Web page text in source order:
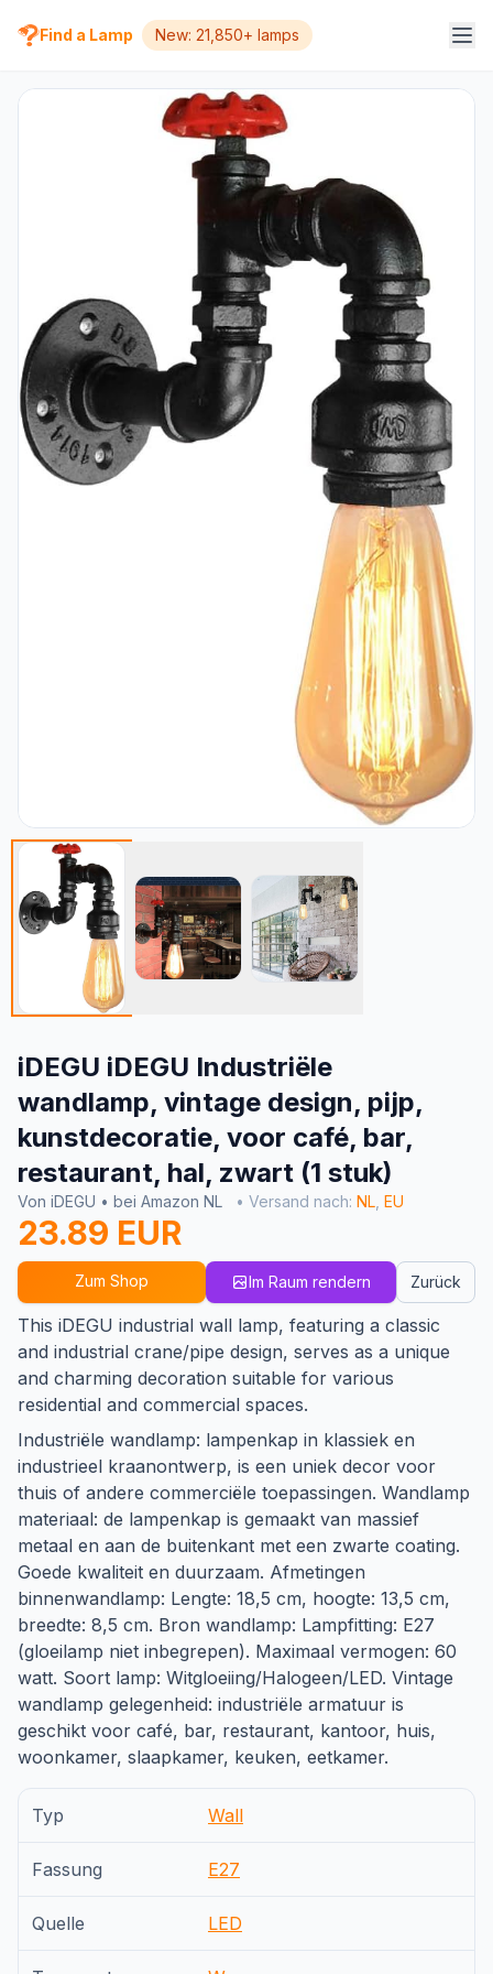
Find a Lamp New: 21,850+ lamps
iDEGU iDEGU Industriële
wandlamp, vintage design, pijp,
kunstdecoratie, voor café, bar,
restaurant, hal, zwart (1 stuk)
Von iDEGU • bei Amazon NL • Versand nach: NL EU
23.89 EUR
Zum Shop Im Raum rendern Zurück
This iDEGU industrial wall lamp, featuring a classic
and industrial crane/pipe design, serves as a unique
and charming decoration suitable for various
residential and commercial spaces.
Industriële wandlamp: lampenkap in klassiek en
industrieel kraanontwerp, is een uniek decor voor
thuis of andere commerciële toepassingen. Wandlamp
materiaal: de lampenkap is gemaakt van massief
metaal en aan de buitenkant met een zwarte coating.
Goede kwaliteit en duurzaam. Afmetingen
binnenwandlamp: Lengte: 18,5 cm, hoogte: 13,5 cm,
breedte: 8,5 cm. Bron wandlamp: Lampfitting: E27
(gloeilamp niet inbegrepen). Maximaal vermogen: 60
watt. Soort lamp: Witgloeiing/Halogeen/LED. Vintage
wandlamp gelegenheid: industriële armatuur is
geschikt voor café, bar, restaurant, kantoor, huis,
woonkamer, slaapkamer, keuken, eetkamer.
Typ Wall
Fassung E27
Quelle LED